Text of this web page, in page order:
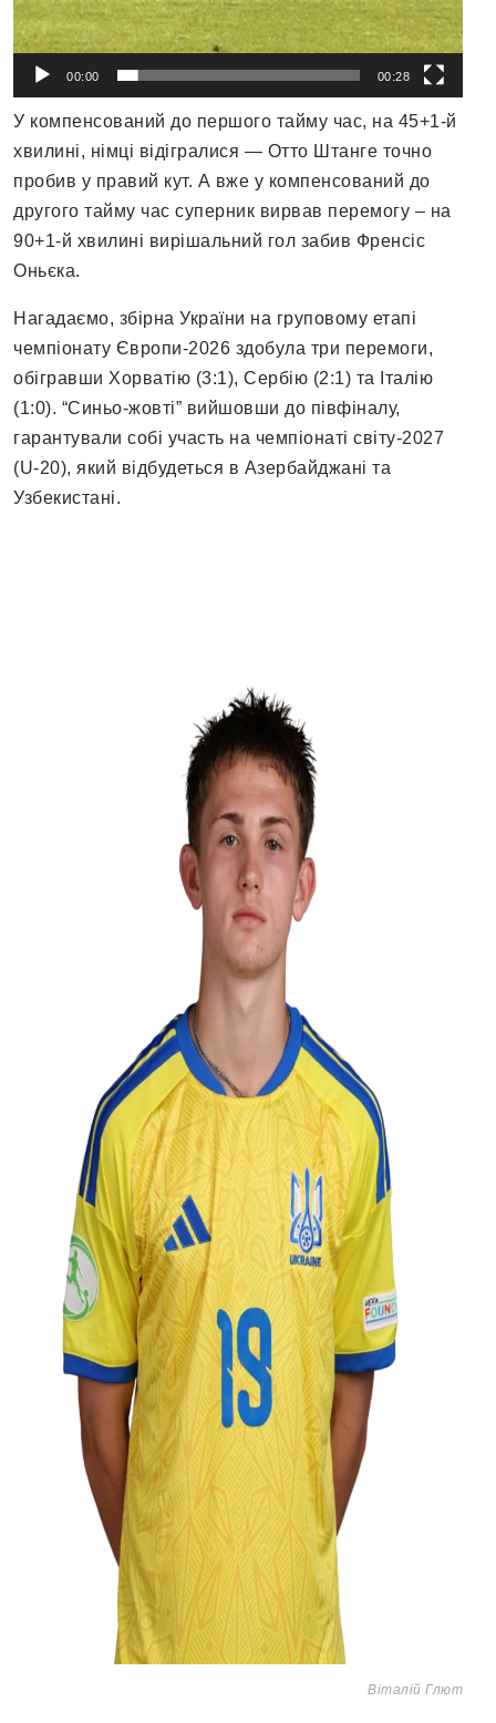
00:00 00:28
У компенсований до першого тайму час, на 45+1-й
хвилині, німці відігралися — Отто Штанге точно
пробив у правий кут. А вже у компенсований до
другого тайму час суперник вирвав перемогу – на
90+1-й хвилині вирішальний гол забив Френсіс
Оньєка.
Нагадаємо, збірна України на груповому етапі
чемпіонату Європи-2026 здобула три перемоги,
обігравши Хорватію (3:1), Сербію (2:1) та Італію
(1:0). “Синьо-жовті” вийшовши до півфіналу,
гарантували собі участь на чемпіонаті світу-2027
(U-20), який відбудеться в Азербайджані та
Узбекистані.
Віталій Глют